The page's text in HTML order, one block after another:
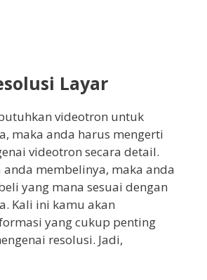
Layar
videotron untuk
maka anda harus mengerti
videotron secara detail.
anda membelinya, maka anda
yang mana sesuai dengan
Kali ini kamu akan
yang cukup penting
resolusi. Jadi,